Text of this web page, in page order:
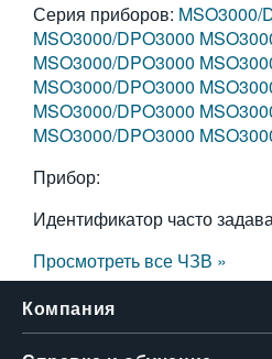
Серия приборов: MSO3000/
MSO3000/DPO3000
MSO3000/DPO3000
MSO3000/DPO3000
MSO3000/DPO3000
MSO3000/DPO3000
Прибор:
Идентификатор часто
Просмотреть все ЧЗВ »
Компания